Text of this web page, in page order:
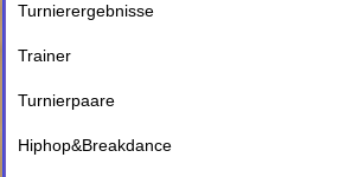
Turnierergebnisse
Trainer
Turnierpaare
Hiphop&Breakdance